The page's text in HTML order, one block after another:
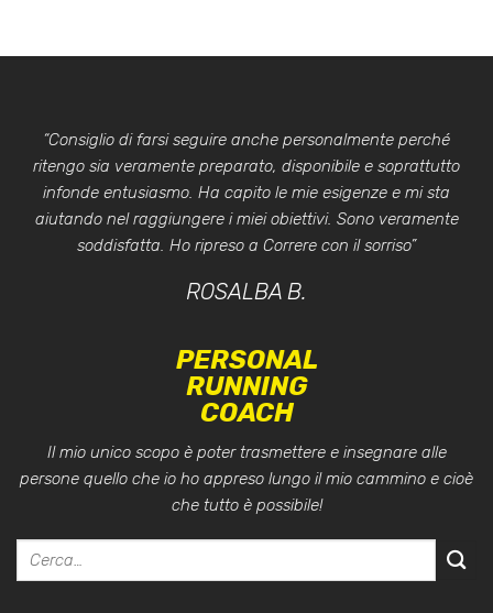
“Consiglio di farsi seguire anche personalmente perché
ritengo sia veramente preparato, disponibile e soprattutto
infonde entusiasmo. Ha capito le mie esigenze e mi sta
aiutando nel raggiungere i miei obiettivi. Sono veramente
soddisfatta. Ho ripreso a Correre con il sorriso”
ROSALBA B.
PERSONAL
RUNNING
COACH
Il mio unico scopo è poter trasmettere e insegnare alle
persone quello che io ho appreso lungo il mio cammino e cioè
che tutto è possibile!